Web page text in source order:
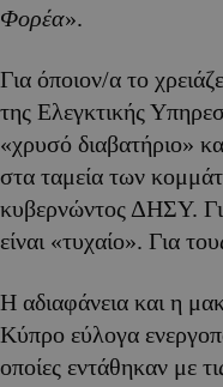
Φορέα».
Για όποιον/α το
της Ελεγκτικής
«χρυσό διαβατήριο»
στα ταμεία των
κυβερνώντος ΔΗΣΥ.
είναι «τυχαίο». Για
Η αδιαφάνεια και η
Κύπρο εύλογα
οποίες εντάθηκαν με